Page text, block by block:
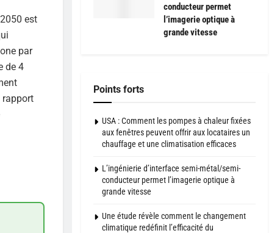
est
par
de 4
rapport
conducteur permet
l’imagerie optique à
grande vitesse
Points forts
USA : Comment les pompes à chaleur fixées
aux fenêtres peuvent offrir aux locataires un
chauffage et une climatisation efficaces
L’ingénierie d’interface semi-métal/semi-
conducteur permet l’imagerie optique à
grande vitesse
Une étude révèle comment le changement
climatique redéfinit l’efficacité du